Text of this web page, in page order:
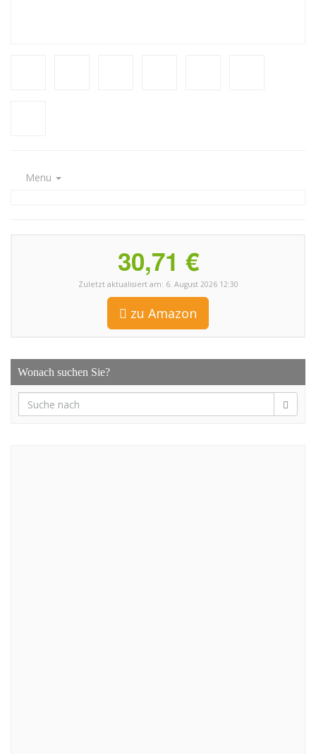
Menu
30,71 €
Zuletzt aktualisiert am: 6. August 2026 12:30
zu Amazon
Wonach suchen Sie?